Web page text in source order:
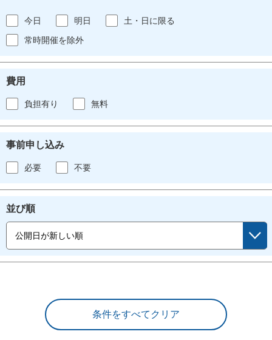
今日 明日
土・日に限る
常時開催を除外
費用
負担有り 無料
事前申し込み
必要 不要
並び順